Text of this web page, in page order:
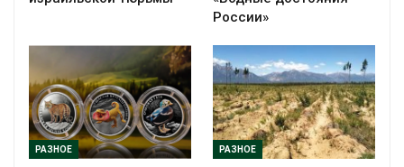
России»
РАЗНОЕ РАЗНОЕ